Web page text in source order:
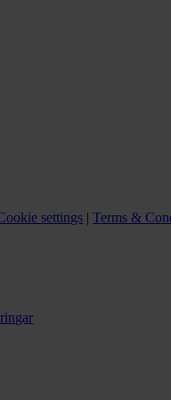
settings |Terms &